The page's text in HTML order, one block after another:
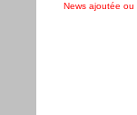
News ajoutée